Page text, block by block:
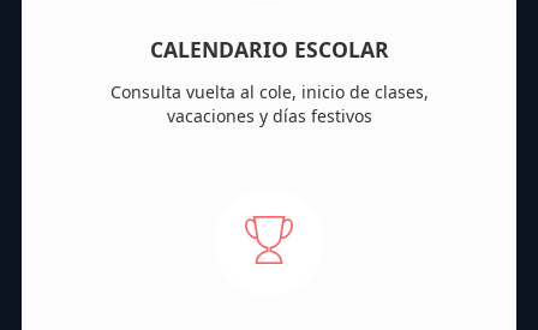
CALENDARIO ESCOLAR
Consulta vuelta al cole, inicio de clases,
vacaciones y días festivos